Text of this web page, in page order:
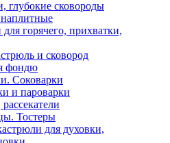
глубокие сковороды
горячего, прихватки,
и сковород
фондю
Соковарки
и пароварки
Тостеры
для духовки,